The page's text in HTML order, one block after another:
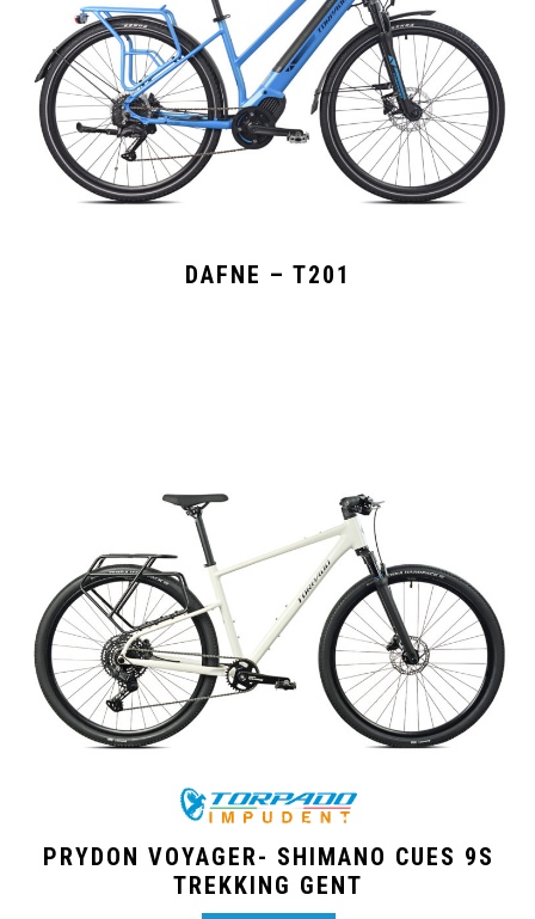
DAFNE – T201
PRYDON VOYAGER- SHIMANO CUES 9S
TREKKING GENT